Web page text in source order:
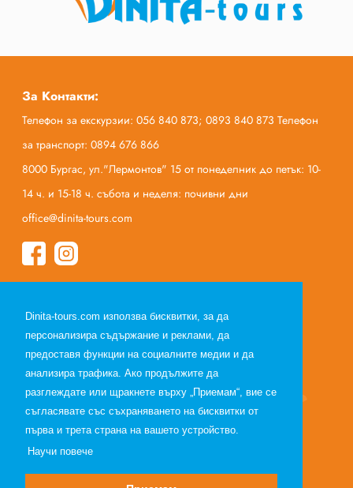
Dinita-tours.com използва бисквитки, за да
персонализира съдържание и реклами, да
предоставя функции на социалните медии и да
анализира трафика. Ако продължите да
разглеждате или щракнете върху „Приемам“, вие се
съгласявате със съхраняването на бисквитки от
първа и трета страна на вашето устройство.
Научи повече
За Контакти:
Телефон за екскурзии: 056 840 873; 0893 840 873 Телефон
за транспорт: 0894 676 866
8000 Бургас, ул."Лермонтов" 15 от понеделник до петък: 10-
14 ч. и 15-18 ч. събота и неделя: почивни дни
office@dinita-tours.com
Полезна информация
Общи условия по договор за екскурзия
Общи условия по договор за почивка
Лични данни
Партньори